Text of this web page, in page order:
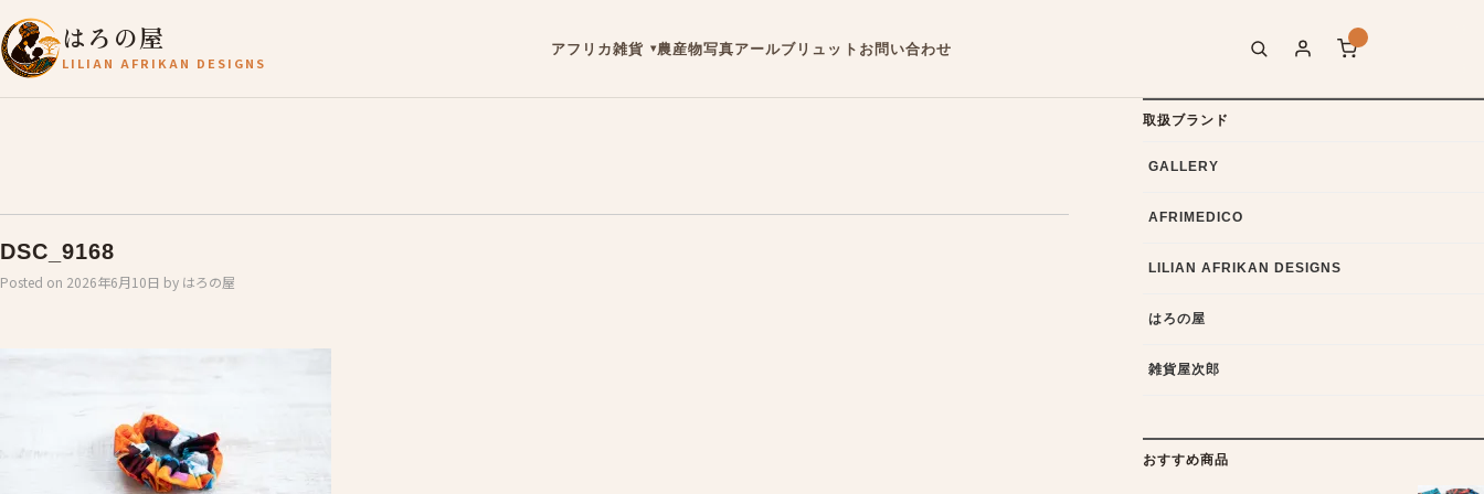
はろの屋
LILIAN AFRIKAN DESIGNS
アフリカ雑貨 農産物写真アールブリュット お問い合わせ
DSC_9168
Posted on 2026年6月10日 by はろの屋
取扱ブランド
GALLERY
AFRIMEDICO
LILIAN AFRIKAN DESIGNS
はろの屋
雑貨屋次郎
おすすめ商品